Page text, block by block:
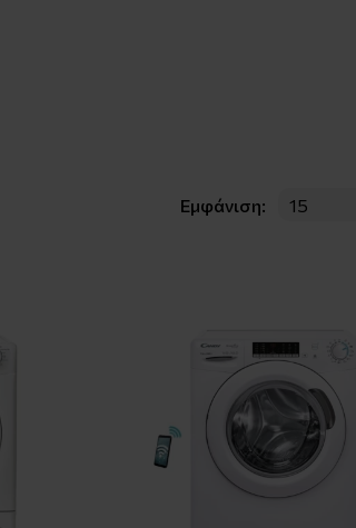
Εμφάνιση: